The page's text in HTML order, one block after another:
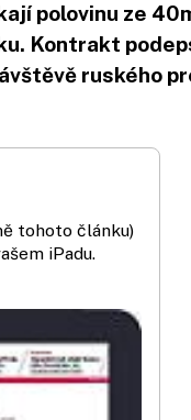
polovinu ze
Kontrakt
ruského
tohoto článku)
iPadu.